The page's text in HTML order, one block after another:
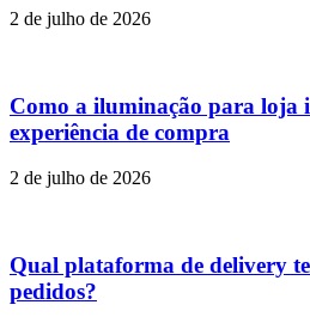
2 de julho de 2026
Como a iluminação para loja
experiência de compra
2 de julho de 2026
Qual plataforma de delivery
pedidos?